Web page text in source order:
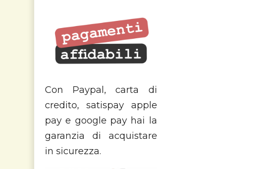
Con Paypal, carta di
credito, satispay apple
pay e google pay hai la
garanzia di acquistare
in sicurezza.